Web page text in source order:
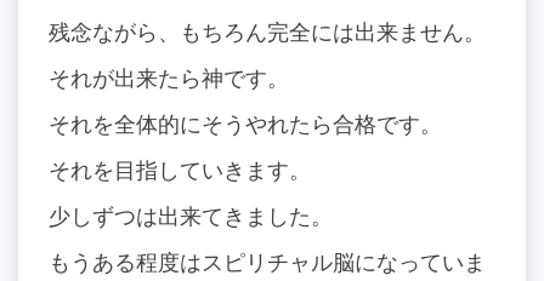
残念ながら、もちろん完全には出来ません。
それが出来たら神です。
それを全体的にそうやれたら合格です。
それを目指していきます。
少しずつは出来てきました。
もうある程度はスピリチャル脳になっていま